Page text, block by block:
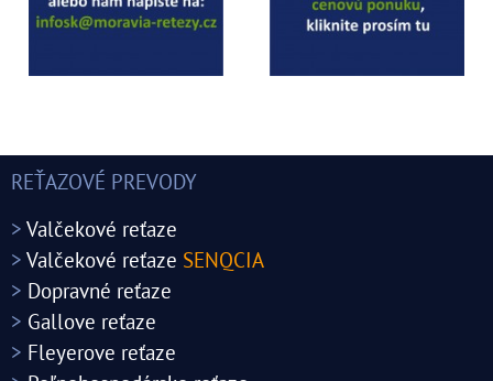
REŤAZOVÉ PREVODY
> Valčekové reťaze
> Valčekové reťaze SENQCIA
> Dopravné reťaze
> Gallove reťaze
> Fleyerove reťaze